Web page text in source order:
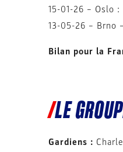
15-01-26 – Oslo :
13-05-26 – Brno
Bilan pour la
LE
Gardiens :